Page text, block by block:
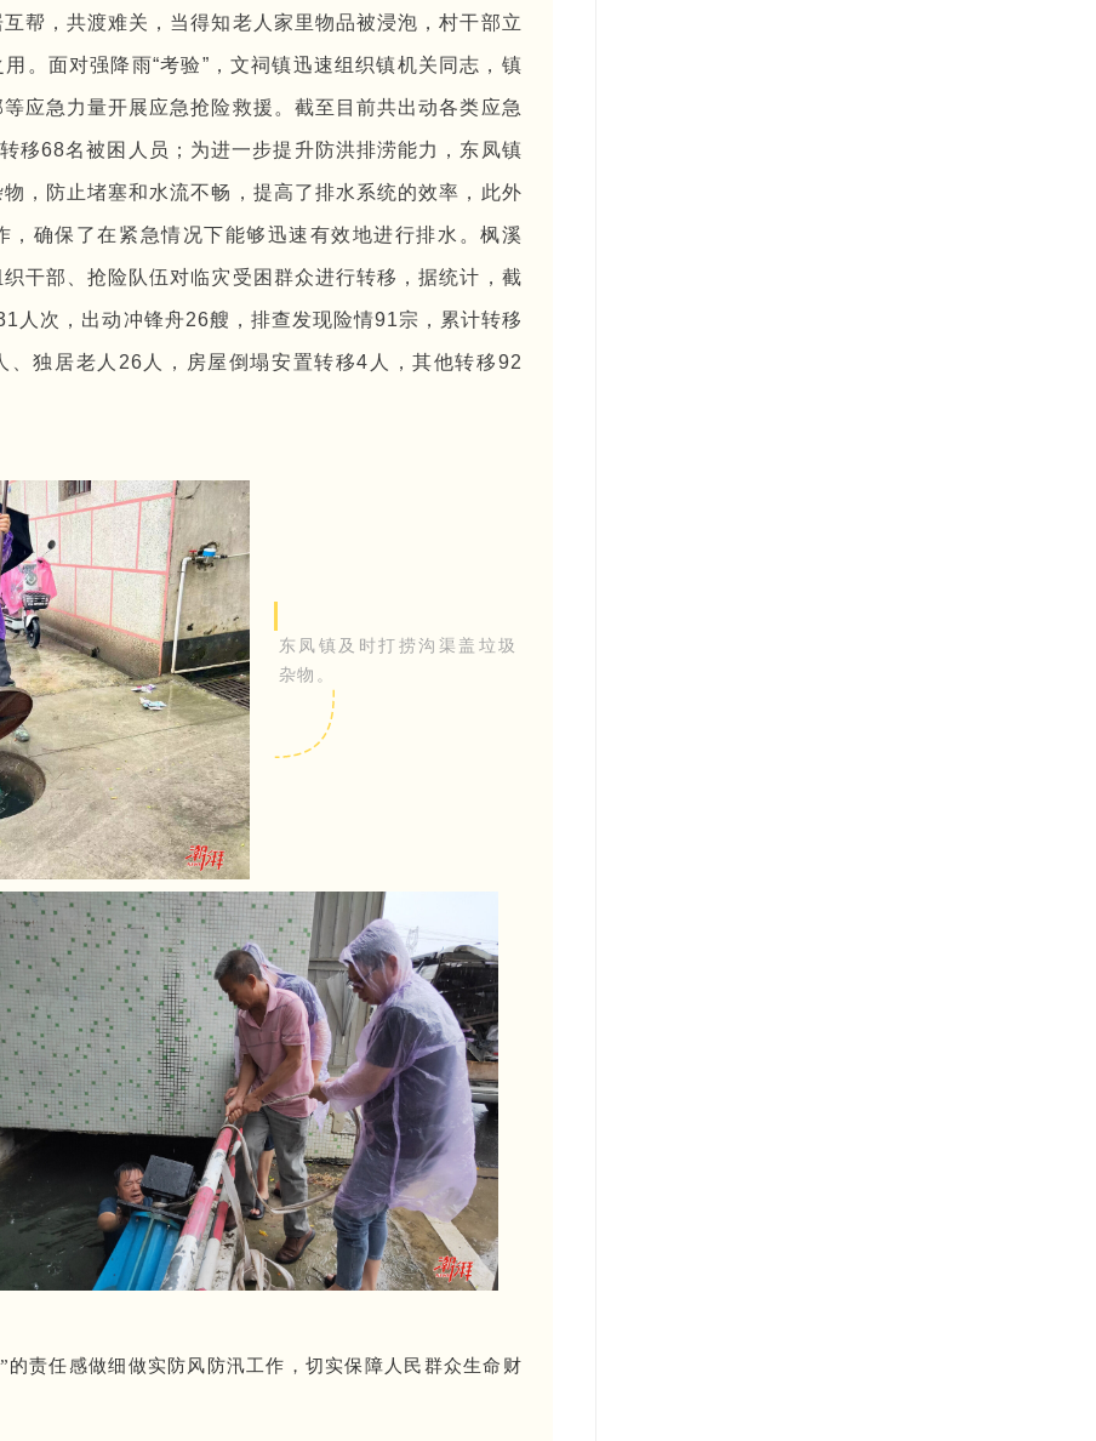
帮，共渡难关，当得知老人家里物品被浸泡，村干部立
。面对强降雨“考验”，文祠镇迅速组织镇机关同志，镇
应急力量开展应急抢险救援。截至目前共出动各类应急
移68名被困人员；为进一步提升防洪排涝能力，东凤镇
，防止堵塞和水流不畅，提高了排水系统的效率，此外
，确保了在紧急情况下能够迅速有效地进行排水。枫溪
干部、抢险队伍对临灾受困群众进行转移，据统计，截
人次，出动冲锋舟26艘，排查发现险情91宗，累计转移
独居老人26人，房屋倒塌安置转移4人，其他转移92
东凤镇及时打捞沟渠盖垃圾
杂物。
责任感做细做实防风防汛工作，切实保障人民群众生命财